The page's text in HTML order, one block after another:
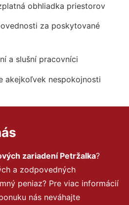
obhliadka priestorov
za poskytované
a slušní pracovníci
akejkoľvek nespokojnosti
zariadení Petržalka?
a zodpovedných
peniaz? Pre viac informácií
nás neváhajte